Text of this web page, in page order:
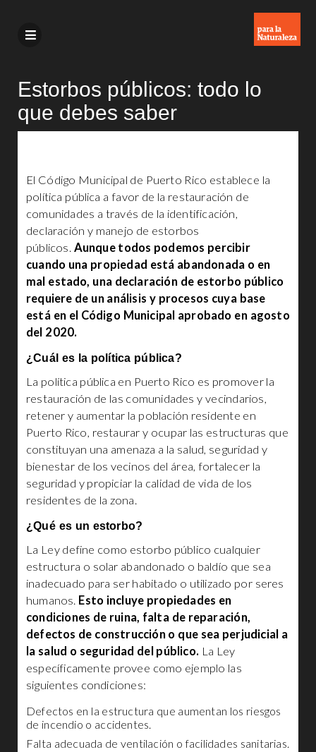
Estorbos públicos: todo lo
que debes saber
El Código Municipal de Puerto Rico establece la
política pública a favor de la restauración de
comunidades a través de la identificación,
declaración y manejo de estorbos
públicos. Aunque todos podemos percibir
cuando una propiedad está abandonada o en
mal estado, una declaración de estorbo público
requiere de un análisis y procesos cuya base
está en el Código Municipal aprobado en agosto
del 2020.
¿Cuál es la política pública?
La política pública en Puerto Rico es promover la
restauración de las comunidades y vecindarios,
retener y aumentar la población residente en
Puerto Rico, restaurar y ocupar las estructuras que
constituyan una amenaza a la salud, seguridad y
bienestar de los vecinos del área, fortalecer la
seguridad y propiciar la calidad de vida de los
residentes de la zona.
¿Qué es un estorbo?
La Ley define como estorbo público cualquier
estructura o solar abandonado o baldío que sea
inadecuado para ser habitado o utilizado por seres
humanos. Esto incluye propiedades en
condiciones de ruina, falta de reparación,
defectos de construcción o que sea perjudicial a
la salud o seguridad del público. La Ley
específicamente provee como ejemplo las
siguientes condiciones:
Defectos en la estructura que aumentan los riesgos
de incendio o accidentes.
Falta adecuada de ventilación o facilidades sanitarias.